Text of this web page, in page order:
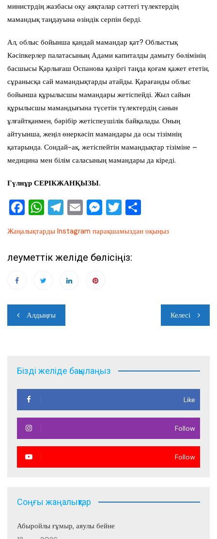
министрдің жазбасы оқу аяқталар сәттегі түлектердің
мамандық таңдауына өзіндік серпін берді.
Ал, облыс бойынша қандай мамандар қат? Облыстық
Кәсіпкерлер палатасының Адами капиталды дамыту бөлімінің
басшысы Қарлығаш Оспанова қазіргі таңда қоғам қажет ететін,
сұранысқа сай мамандықтарды атайды. Қарағанды облыс
бойынша құрылысшы мамандары жетіспейді. Жыл сайын
құрылысшы мамандығына түсетін түлектердің санын
ұлғайтқанмен, бәрібір жетіспеушілік байқалады. Оның
айтуынша, жеңіл өнеркәсіп мамандары да осы тізімнің
қатарында. Сондай-ақ, жетіспейтін мамандықтар тізіміне –
медицина мен білім саласының мамандары да кіреді.
Гүлнұр СЕРІКЖАНҚЫЗЫ.
F
c
e
o
k
W
at
s
p
p
T
e
gr
m
E
ai
l
M
ss
e
T
tt
er
ра
Жаңалықтарды Instagram парақшамыздан оқыңыз
Әлеуметтік желіде бөлісіңіз:
Навигация
по
Алдыңғы Келесі
Бізді желіде бақылаңыз
Like
Follow
Follow
Соңғы жаңалықтар
Абыройлы ғұмыр, аяулы бейне